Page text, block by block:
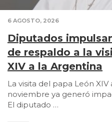
6 AGOSTO, 2026
Diputados
de respaldo a la
XIV a la Argentina
La visita del papa León XIV
noviembre ya generó
El diputado …